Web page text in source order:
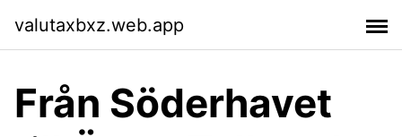
valutaxbxz.web.app
Från Söderhavet